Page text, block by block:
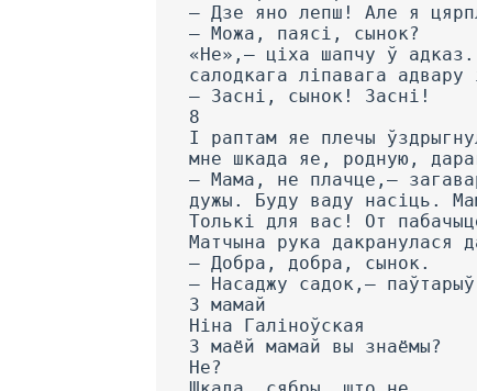
— Дзе яно лепш! Але я
— Можа, паясі, сынок?
«Не»,— ціха шапчу ў
салодкага ліпавага адвару
— Засні, сынок! Засні!
8
I раптам яе плечы
мне шкада яе, родную,
— Мама, не плачце,—
дужы. Буду ваду насіць.
Толькі для вас! От
Матчына рука дакранулася
— Добра, добра, сынок.
— Насаджу садок,—
3 мамай
Ніна Галіноўская
3 маёй мамай вы знаёмы?
He?